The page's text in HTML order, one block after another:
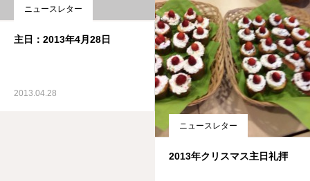
ニュースレター
主日：2013年4月28日
2013.04.28
ニュースレター
2013年クリスマス主日礼拝